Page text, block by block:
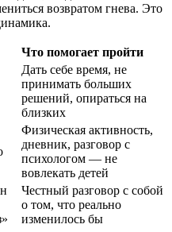
возвратом гнева. Это
Что помогает пройти
Дать себе время, не
принимать больших
решений, опираться на
близких
Физическая активность,
дневник, разговор с
психологом — не
вовлекать детей
Честный разговор с собой
о том, что реально
изменилось бы